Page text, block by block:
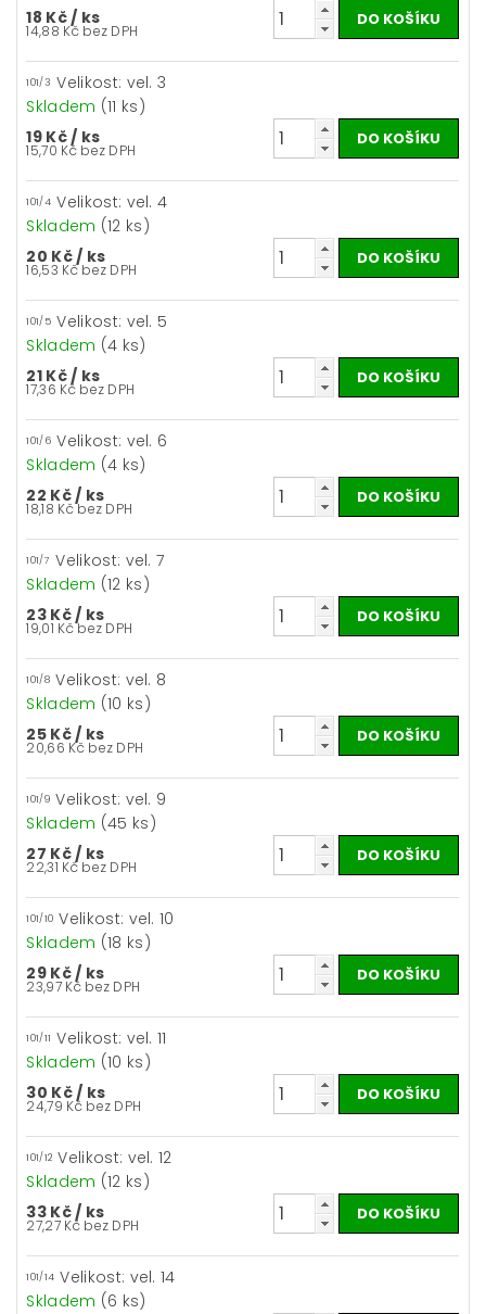
18 Kč/ ks
14,88 Kč bez DPH
101/3 Velikost: vel. 3
Skladem (11 ks)
19 Kč/ ks
15,70 Kč bez DPH
101/4 Velikost: vel. 4
Skladem (12 ks)
20 Kč/ ks
16,53 Kč bez DPH
101/5 Velikost: vel. 5
Skladem (4 ks)
21 Kč/ ks
17,36 Kč bez DPH
101/6 Velikost: vel. 6
Skladem (4 ks)
22 Kč/ ks
18,18 Kč bez DPH
101/7 Velikost: vel. 7
Skladem (12 ks)
23 Kč/ ks
19,01 Kč bez DPH
101/8 Velikost: vel. 8
Skladem (10 ks)
25 Kč/ ks
20,66 Kč bez DPH
101/9 Velikost: vel. 9
Skladem (45 ks)
27 Kč/ ks
22,31 Kč bez DPH
101/10 Velikost: vel. 10
Skladem (18 ks)
29 Kč/ ks
23,97 Kč bez DPH
101/11 Velikost: vel. 11
Skladem (10 ks)
30 Kč/ ks
24,79 Kč bez DPH
101/12 Velikost: vel. 12
Skladem (12 ks)
33 Kč/ ks
27,27 Kč bez DPH
101/14 Velikost: vel. 14
Skladem (6 ks)